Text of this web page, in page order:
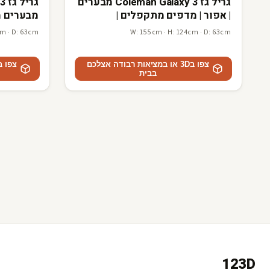
| אפור | מדפים מתקפלים |
GrillMaster
W: 155cm · H: 124cm · D: 63cm
צפו ב3D או במציאות רבודה אצלכם
בבית
מבערים
· D: 63cm
123D